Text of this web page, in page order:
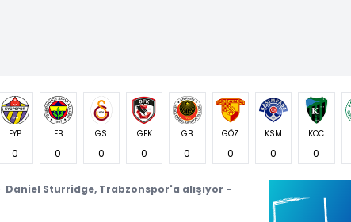
EYP
0
FB
0
GS
0
GFK
0
GB
0
GÖZ
0
KSM
0
KOC
0
Daniel Sturridge, Trabzonspor'a alışıyor -